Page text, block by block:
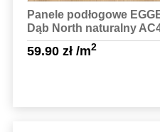
Panele podłogowe
Dąb North naturalny
59.90 zł/m2